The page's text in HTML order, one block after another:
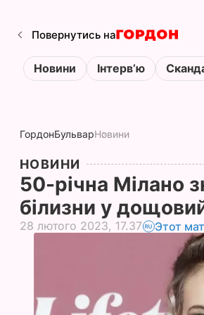
Повернутись на
Новини Інтервʼю
ГордонБульварНовини
НОВИНИ
50-річна Мілано
білизни у
28 лютого 2023, 17.37 Этот